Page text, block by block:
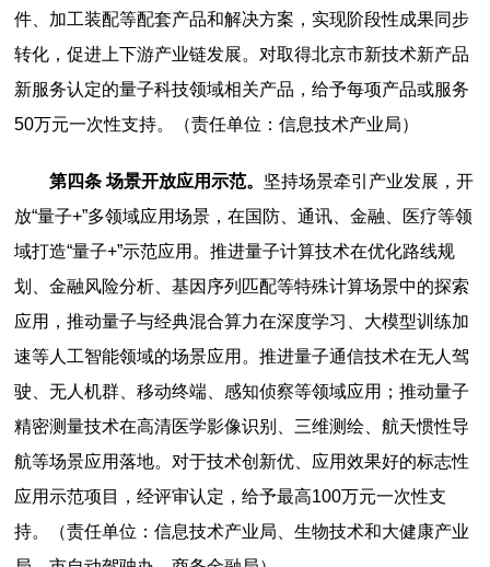
件、加工装配等配套产品和解决方案，实现阶段性成果同步
转化，促进上下游产业链发展。对取得北京市新技术新产品
新服务认定的量子科技领域相关产品，给予每项产品或服务
50万元一次性支持。（责任单位：信息技术产业局）
第四条 场景开放应用示范。 坚持场景牵引产业发展，开
放“量子+”多领域应用场景，在国防、通讯、金融、医疗等领
域打造“量子+”示范应用。推进量子计算技术在优化路线规
划、金融风险分析、基因序列匹配等特殊计算场景中的探索
应用，推动量子与经典混合算力在深度学习、大模型训练加
速等人工智能领域的场景应用。推进量子通信技术在无人驾
驶、无人机群、移动终端、感知侦察等领域应用；推动量子
精密测量技术在高清医学影像识别、三维测绘、航天惯性导
航等场景应用落地。对于技术创新优、应用效果好的标志性
应用示范项目，经评审认定，给予最高100万元一次性支
持。（责任单位：信息技术产业局、生物技术和大健康产业